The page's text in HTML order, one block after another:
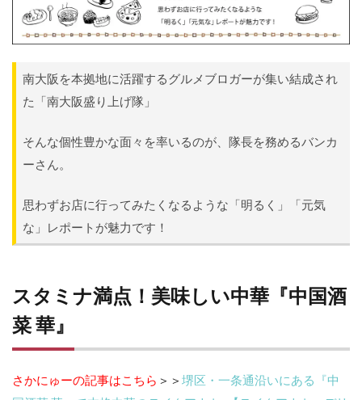
南大阪を本拠地に活躍するグルメブロガーが集い結成され
た「南大阪盛り上げ隊」
そんな個性豊かな面々を率いるのが、隊長を務めるバンカ
ーさん。
思わずお店に行ってみたくなるような「明るく」「元気
な」レポートが魅力です！
スタミナ満点！美味しい中華『中国酒
菜 華』
さかにゅーの記事はこちら ＞＞ 堺区・一条通沿いにある『中